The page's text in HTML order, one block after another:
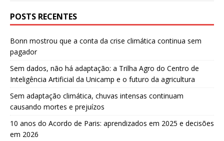
POSTS RECENTES
Bonn mostrou que a conta da crise climática continua sem
pagador
Sem dados, não há adaptação: a Trilha Agro do Centro de
Inteligência Artificial da Unicamp e o futuro da agricultura
Sem adaptação climática, chuvas intensas continuam
causando mortes e prejuízos
10 anos do Acordo de Paris: aprendizados em 2025 e decisões
em 2026